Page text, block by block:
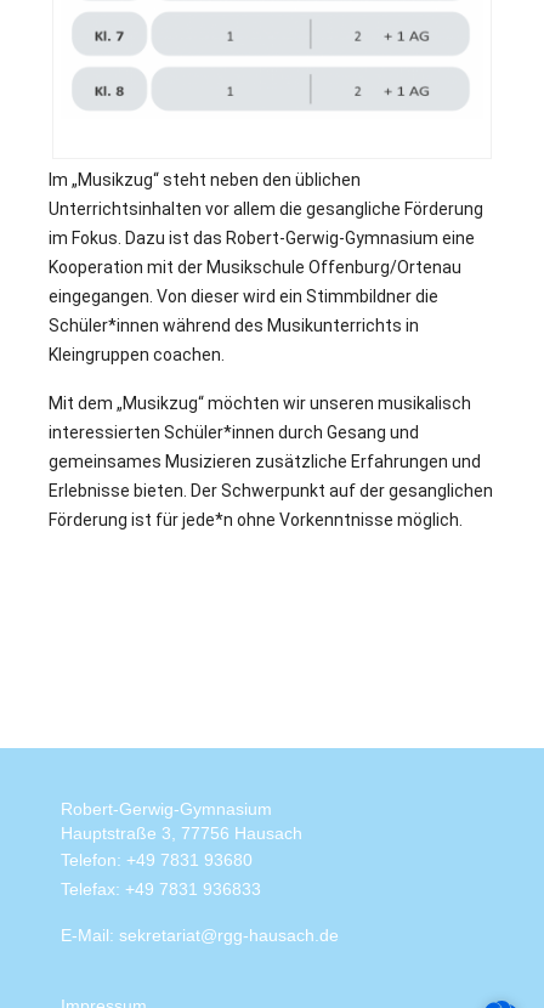
Im „Musikzug“ steht neben den üblichen
Unterrichtsinhalten vor allem die gesangliche Förderung
im Fokus. Dazu ist das Robert-Gerwig-Gymnasium eine
Kooperation mit der Musikschule Offenburg/Ortenau
eingegangen. Von dieser wird ein Stimmbildner die
Schüler*innen während des Musikunterrichts in
Kleingruppen coachen.
Mit dem „Musikzug“ möchten wir unseren musikalisch
interessierten Schüler*innen durch Gesang und
gemeinsames Musizieren zusätzliche Erfahrungen und
Erlebnisse bieten. Der Schwerpunkt auf der gesanglichen
Förderung ist für jede*n ohne Vorkenntnisse möglich.
Robert-Gerwig-Gymnasium
Hauptstraße 3, 77756 Hausach
Telefon: +49 7831 93680
Telefax: +49 7831 936833
E-Mail: sekretariat@rgg-hausach.de